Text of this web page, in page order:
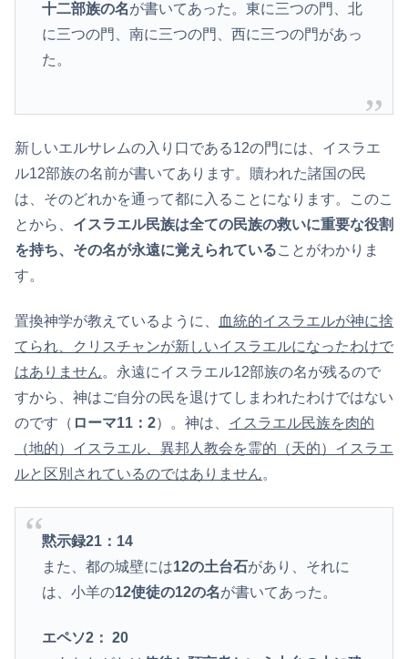
十二部族の名が書いてあった。東に三つの門、北
に三つの門、南に三つの門、西に三つの門があっ
た。
新しいエルサレムの入り口である12の門には、イスラエ
ル12部族の名前が書いてあります。贖われた諸国の民
は、そのどれかを通って都に入ることになります。このこ
とから、 イスラエル民族は全ての民族の救いに重要な役割
を持ち、その名が永遠に覚えられていることがわかりま
す。
置換神学が教えているように、
血統的イスラエルが神に捨
てられ、クリスチャンが新しいイスラエルになったわけで
はありません。永遠にイスラエル12部族の名が残るので
すから、神はご自分の民を退けてしまわれたわけではない
のです（ ローマ11：2）。神は、 イスラエル民族を肉的
（地的）イスラエル、異邦人教会を霊的（天的）イスラエ
ルと区別されているのではありません。
黙示録21：14
また、都の城壁には12の土台石があり、それに
は、小羊の12使徒の12の名が書いてあった。
エペソ2： 20